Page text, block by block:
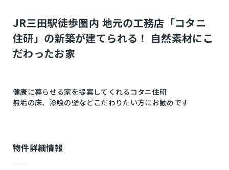
JR三田駅徒歩圏内 地元の工務店「コタニ
住研」の新築が建てられる！ 自然素材にこ
だわったお家
健康に暮らせる家を提案してくれるコタニ住研
無垢の床、漆喰の壁などこだわりたい方にお勧めです
物件詳細情報